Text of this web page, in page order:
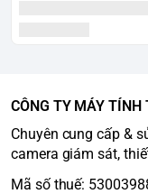
CÔNG TY MÁY TÍNH
Chuyên cung cấp &
camera giám sát,
Mã số thuế: